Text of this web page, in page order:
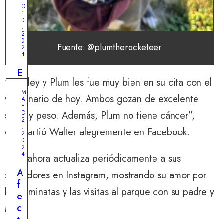
Fuente: @plumtherocketeer
“A Miley y Plum les fue muy bien en su cita con el
veterinario de hoy. Ambos gozan de excelente
salud y peso. Además, Plum no tiene cáncer”,
compartió Walter alegremente en Facebook.
Plum ahora actualiza periódicamente a sus
seguidores en Instagram, mostrando su amor por
las caminatas y las visitas al parque con su padre y
Miley.
h
s
t
o
d
e
a
b
ú
s
O
1
0
,
2
0
2
4
E
e
ú
m
o
m
o
m
M
A
Y
O
2
,
2
0
2
4
A
f
e
c